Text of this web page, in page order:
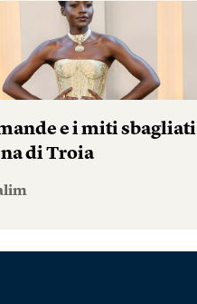
e i miti sbagliati
di Troia